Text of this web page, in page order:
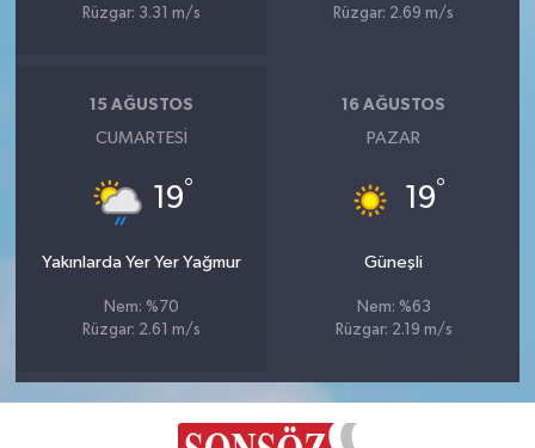
Rüzgar: 3.31 m/s
Rüzgar: 2.69 m/s
15 AĞUSTOS
CUMARTESI
19°
Yakınlarda Yer Yer Yağmur
Nem: %70
Rüzgar: 2.61 m/s
16 AĞUSTOS
PAZAR
19°
Güneşli
Nem: %63
Rüzgar: 2.19 m/s